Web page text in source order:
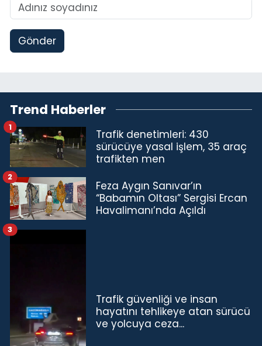
Gönder
Trend Haberler
Trafik denetimleri: 430
sürücüye yasal işlem, 35 araç
trafikten men
1
Feza Aygın Sanıvar’ın
“Babamın Oltası” Sergisi Ercan
Havalimanı’nda Açıldı
2
Trafik güvenliği ve insan
hayatını tehlikeye atan sürücü
ve yolcuya ceza...
3